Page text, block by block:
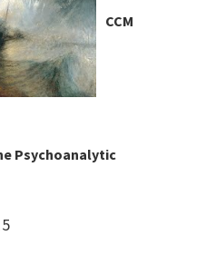
CCM
Psychoanalytic